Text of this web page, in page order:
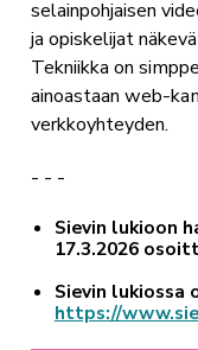
selainpohjaisen
ja opiskelijat
Tekniikka on
ainoastaan web-
verkkoyhteyden.
- - -
Sievin lukioon
17.3.2026
Sievin lukiossa
https://